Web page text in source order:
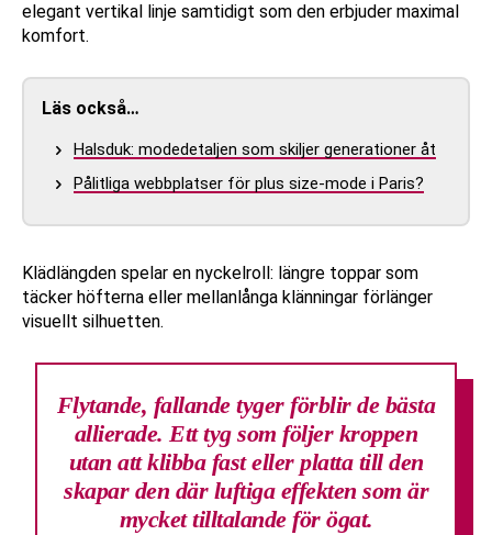
elegant vertikal linje samtidigt som den erbjuder maximal
komfort.
Läs också…
Halsduk: modedetaljen som skiljer generationer åt
Pålitliga webbplatser för plus size-mode i Paris?
Klädlängden spelar en nyckelroll: längre toppar som
täcker höfterna eller mellanlånga klänningar förlänger
visuellt silhuetten.
Flytande, fallande tygerförblir de bästa
allierade. Ett tyg som följer kroppen
utan att klibba fast eller platta till den
skapar den där luftiga effekten som är
mycket tilltalande för ögat.